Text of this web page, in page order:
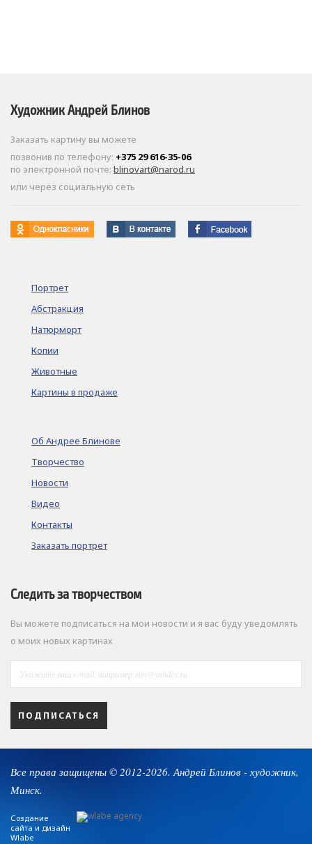
Художник Андрей Блинов
Заказать картину вы можете
позвонив по телефону: +375 29 616-35-06
по электронной почте: blinovart@narod.ru
или через социальную сеть
Портрет
Абстракция
Натюрморт
Копии
Животные
Картины в продаже
Об Андрее Блинове
Творчество
Новости
Видео
Контакты
Заказать портрет
Следить за творчеством
Вы можете подписаться на мои новости и я вас буду уведомлять
о моих новых картинах
ПОДПИСАТЬСЯ
Все права защищены © 2012-2026. Андрей Блинов - художник,
Минск.
Создание
сайта и дизайн
Wlabe